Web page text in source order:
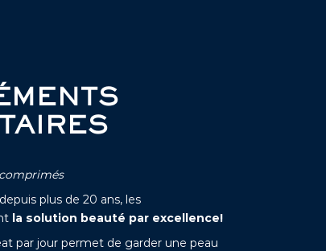
plus de 20 ans, les
la solution beauté par excellence!
par jour permet de garder une peau